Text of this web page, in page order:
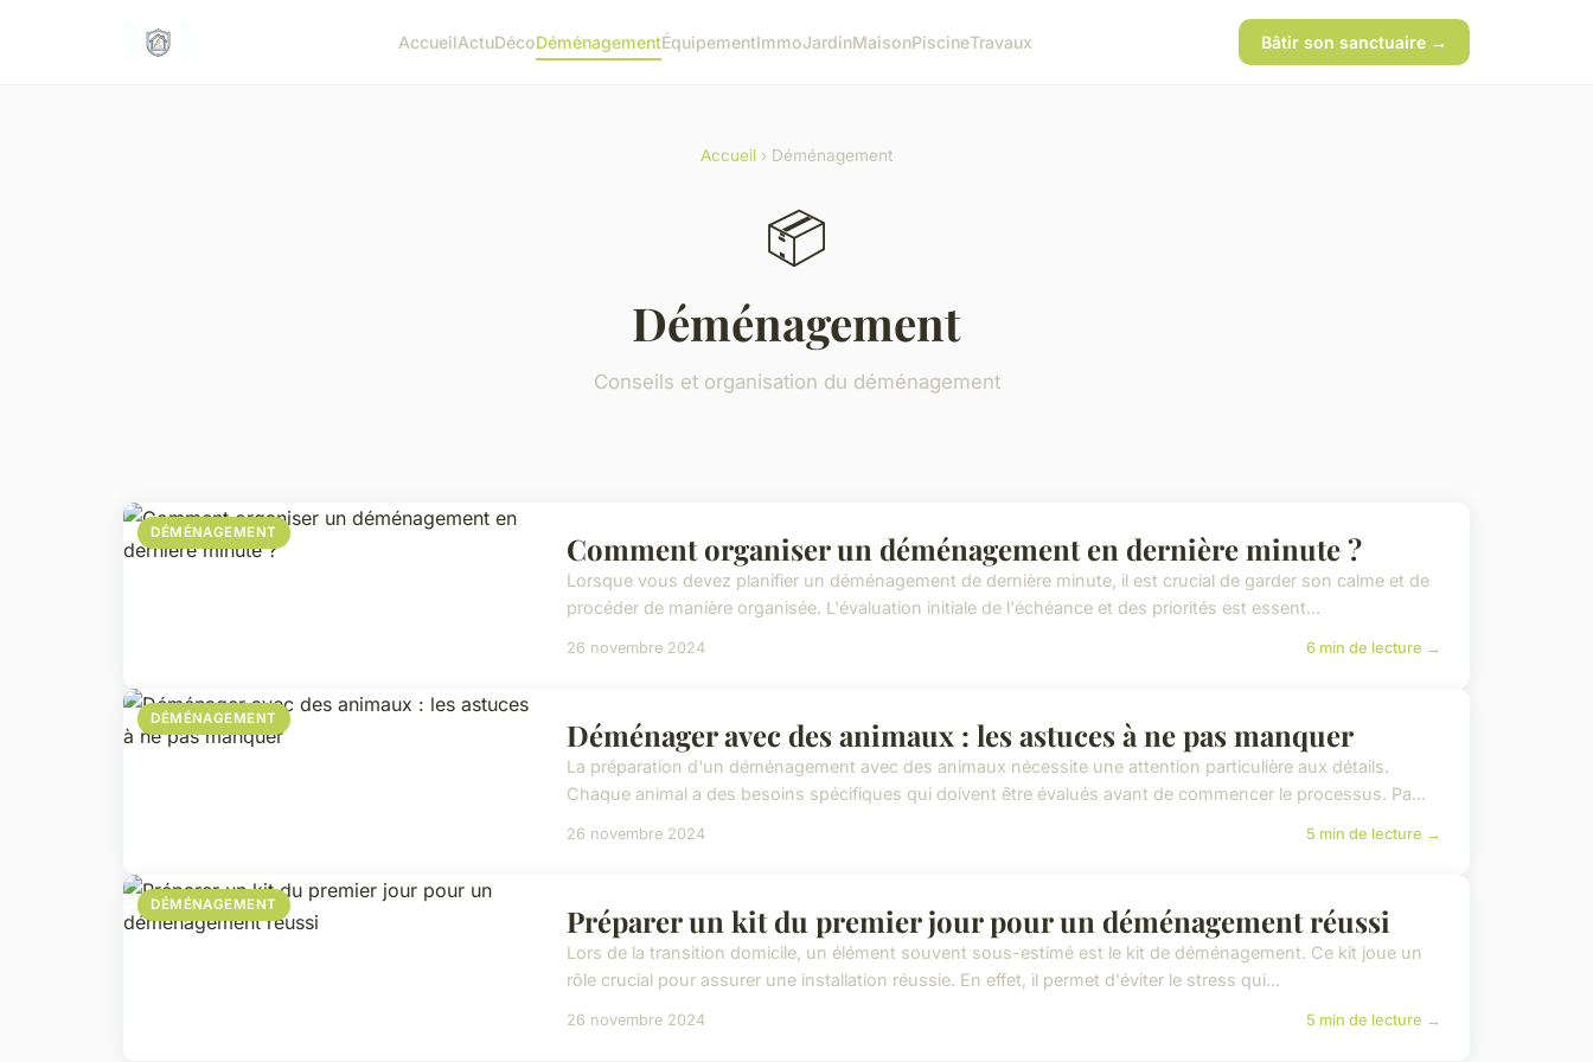
AccueilActuDécoDéménagementÉquipementImmoJardinMaisonPiscineTravaux Bâtir son sanctuaire →
Accueil › Déménagement
📦
Déménagement
Conseils et organisation du déménagement
DÉMÉNAGEMENT Comment organiser un déménagement en dernière minute ?
Lorsque vous devez planifier un déménagement de dernière minute, il est crucial de garder son calme et de
procéder de manière organisée. L'évaluation initiale de l'échéance et des priorités est essent...
26 novembre 2024 6 min de lecture →
DÉMÉNAGEMENT Déménager avec des animaux : les astuces à ne pas manquer
La préparation d'un déménagement avec des animaux nécessite une attention particulière aux détails.
Chaque animal a des besoins spécifiques qui doivent être évalués avant de commencer le processus. Pa...
26 novembre 2024 5 min de lecture →
DÉMÉNAGEMENT Préparer un kit du premier jour pour un déménagement réussi
Lors de la transition domicile, un élément souvent sous-estimé est le kit de déménagement. Ce kit joue un
rôle crucial pour assurer une installation réussie. En effet, il permet d'éviter le stress qui...
26 novembre 2024 5 min de lecture →